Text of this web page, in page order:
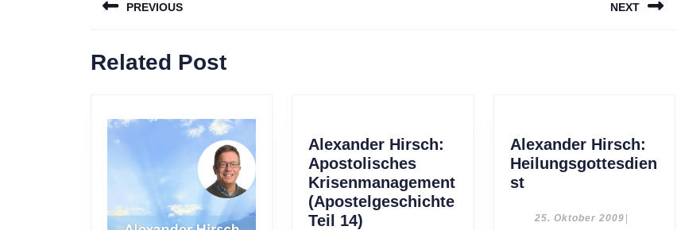
PREVIOUS
post:
NEXT
Related Post
Alexander Hirsch:
Apostolisches
Krisenmanagement
(Apostelgeschichte
Teil 14)
Alexander Hirsch:
Heilungsgottesdien
stAlexander
Heilungsgottesdienst
25. Oktober 200925.
|